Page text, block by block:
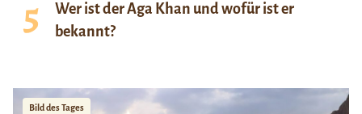
Wer ist der Aga Khan und wofür ist er
bekannt?
Bild des Tages